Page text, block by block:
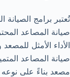
تُعتبر برامج
صيانة المصاعد
الأداء الأمثل
صيانة المصاعد
مصعد بناءً على